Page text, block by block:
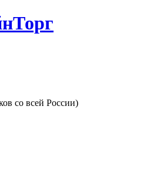
со всей России)